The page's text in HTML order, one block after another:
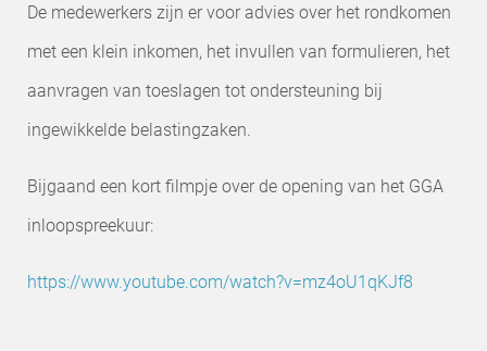
De medewerkers zijn er voor advies over het rondkomen
met een klein inkomen, het invullen van formulieren, het
aanvragen van toeslagen tot ondersteuning bij
ingewikkelde belastingzaken.
Bijgaand een kort filmpje over de opening van het GGA
inloopspreekuur:
https://www.youtube.com/watch?v=mz4oU1qKJf8